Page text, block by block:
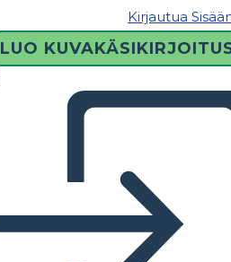
Kirjautua
LUO